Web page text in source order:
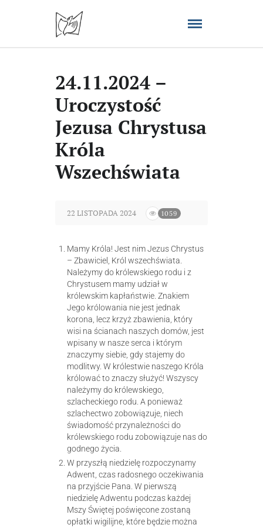
24.11.2024 –
Uroczystość
Jezusa Chrystusa
Króla
Wszechświata
22 LISTOPADA 2024 1059
Mamy Króla! Jest nim Jezus Chrystus
– Zbawiciel, Król wszechświata.
Należymy do królewskiego rodu i z
Chrystusem mamy udział w
królewskim kapłaństwie. Znakiem
Jego królowania nie jest jednak
korona, lecz krzyż zbawienia, który
wisi na ścianach naszych domów, jest
wpisany w nasze serca i którym
znaczymy siebie, gdy stajemy do
modlitwy. W królestwie naszego Króla
królować to znaczy służyć! Wszyscy
należymy do królewskiego,
szlacheckiego rodu. A ponieważ
szlachectwo zobowiązuje, niech
świadomość przynależności do
królewskiego rodu zobowiązuje nas do
godnego życia.
W przyszłą niedzielę rozpoczynamy
Adwent, czas radosnego oczekiwania
na przyjście Pana. W pierwszą
niedzielę Adwentu podczas każdej
Mszy Świętej poświęcone zostaną
opłatki wigilijne, które będzie można